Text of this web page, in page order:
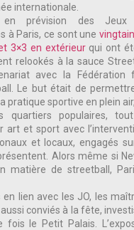
internationale.
en prévision des Jeux
à Paris, ce sont une
3×3 en extérieurqui ont
relookés à la sauce
avec la Fédération
Le but était de
pratique sportive en plein
quartiers populaires,
art et sport avec
et locaux, engagés
Alors même si
matière de streetball,
en lien avec les JO, les
conviés à la fête,
fois le Petit Palais.